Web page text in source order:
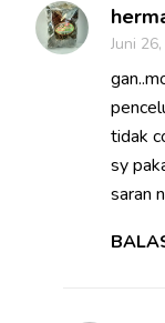
Juni
tidak
sy
saran